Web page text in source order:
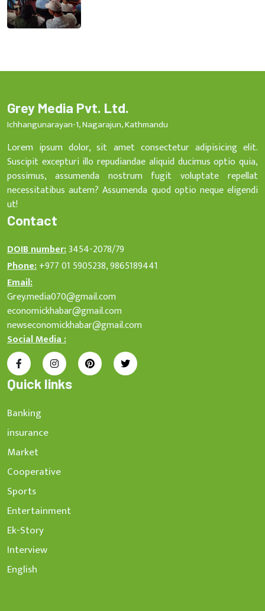
Grey Media Pvt. Ltd.
Ichhangunarayan-1, Nagarajun, Kathmandu
Lorem ipsum dolor, sit amet consectetur adipisicing elit.
Suscipit excepturi illo repudiandae aliquid ducimus optio quia,
possimus, assumenda nostrum fugit voluptate repellat
necessitatibus autem? Assumenda quod optio neque eligendi
ut!
Contact
DOIB number:3454-2078/79
Phone:+977 01 5905238, 9865189441
Email:
Grey.media070@gmail.com
economickhabar@gmail.com
newseconomickhabar@gmail.com
Social Media :
Quick links
Banking
insurance
Market
Cooperative
Sports
Entertainment
Ek-Story
Interview
English